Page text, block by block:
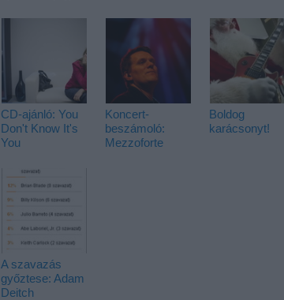
CD-ajánló: You
Don't Know It's
You
Koncert-
beszámoló:
Mezzoforte
Boldog
karácsonyt!
A szavazás
győztese: Adam
Deitch